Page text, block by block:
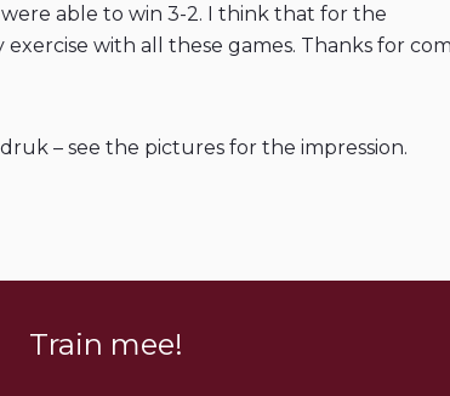
able to win 3-2. I think that for the
exercise with all these games. Thanks for
– see the pictures for the impression.
Train mee!